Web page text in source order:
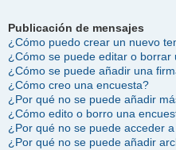
Publicación de mensajes
¿Cómo puedo crear un nuevo
¿Cómo se puede editar o borrar
¿Cómo se puede añadir una
¿Cómo creo una encuesta?
¿Por qué no se puede añadir
¿Cómo edito o borro una
¿Por qué no se puede acceder
¿Por qué no se puede añadir